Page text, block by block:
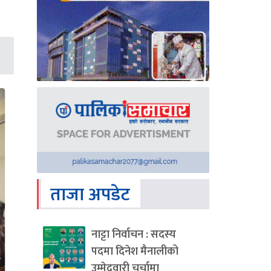
ताजा अपडेट
नाट्टा निर्वाचन : सदस्य
पदमा दिनेश मैनालीको